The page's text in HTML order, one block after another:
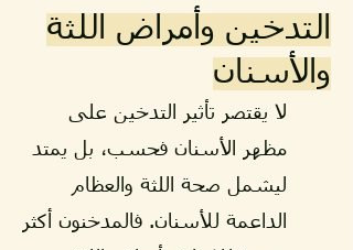
التدخين وأمراض اللثة
والأسنان
لا يقتصر تأثير التدخين على
مظهر الأسنان فحسب، بل يمتد
ليشمل صحة اللثة والعظام
الداعمة للأسنان. فالمدخنون أكثر